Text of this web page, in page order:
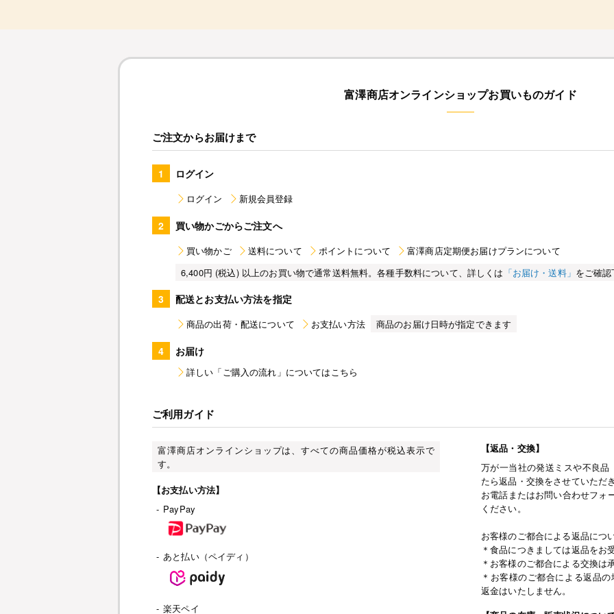
富澤商店オンラインショップお買いものガイド
ご注文からお届けまで
1 ログイン
ログイン 新規会員登録
2 買い物かごからご注文へ
買い物かご 送料について ポイントについて
富澤商店定期便お届けプランについて
6,400円 (税込) 以上のお買い物で通常送料無料。各種手数料について、詳しくは 「お届け・送料」 をご確
3 配送とお支払い方法を指定
商品の出荷・配送について お支払い方法 商品のお届け日時が指定できます
4 お届け
詳しい「ご購入の流れ」についてはこちら
ご利用ガイド
富澤商店オンラインショップは、すべての商品価格が税込表示で
す。
【お支払い方法】
- PayPay
- あと払い（ペイディ）
- 楽天ペイ
【返品・交換】
万が一当社の発送ミスや不良
たら返品・交換をさせていただ
お電話またはお問い合わせフォ
ください。
お客様のご都合による返品につ
＊食品につきましては返品をお
＊お客様のご都合による交換は
＊お客様のご都合による返品
返金はいたしません。